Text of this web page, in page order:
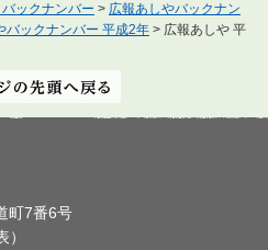
ックナンバー > 広報あしやバックナン
バックナンバー 平成2年 > 広報あしや 平
町7番6号